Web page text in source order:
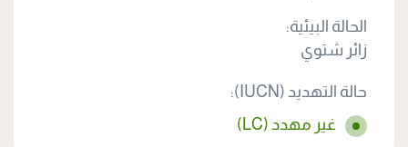
الحالة البيئية:
زائر شتوي
حالة التهديد (IUCN):
غير مهدد (LC)